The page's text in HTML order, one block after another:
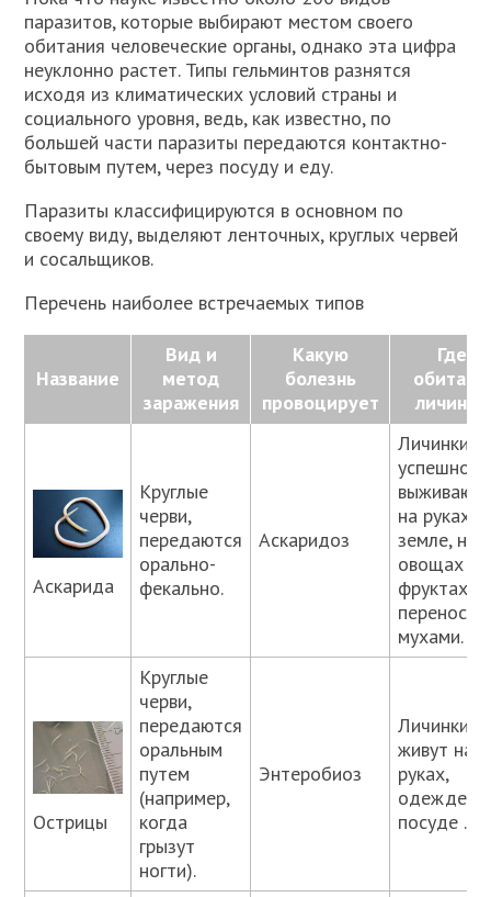
паразитов, которые выбирают местом своего
обитания человеческие органы, однако эта цифра
неуклонно растет. Типы гельминтов разнятся
исходя из климатических условий страны и
социального уровня, ведь, как известно, по
большей части паразиты передаются контактно-
бытовым путем, через посуду и еду.
Паразиты классифицируются в основном по
своему виду, выделяют ленточных, круглых червей
и сосальщиков.
Перечень наиболее встречаемых типов
Название
Вид и
метод
заражения
Какую
болезнь
провоцирует
Где
обитают
личинки
Аскарида
Круглые
черви,
передаются
орально-
фекально.
Аскаридоз
Личинки
успешно
выживают
на руках, в
земле, на
овощах и
фруктах,
мухами.
Острицы
Круглые
черви,
передаются
оральным
путем
(например,
когда
грызут
ногти).
Энтеробиоз
Личинки
живут на
руках,
одежде,
посуде .